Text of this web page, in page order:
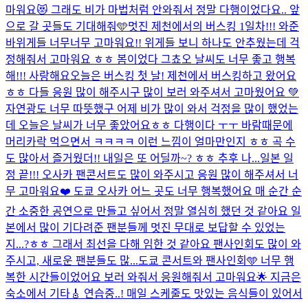
마워요😻 그래도 비가 마법처럼 안와줘서 정말 다행이었다요.. 앞
으로 갈 곳들도 기대해줘🩵멋진 제천에서의 버스킹 1일차!!! 와준
바위게들 너무너무 고마워요!! 위게들 보니 하나도 안추웠는데 걱
정해줘서 고마워요 ㅎㅎ 봄이었다 그쵸오 날씨도 너무 좋고 행복
해!!! 사랑해요 오늘은 버스킹 첫 날! 제천에서 버스킹하고 왔어요
ㅎㅎ 다들 응원 많이 해주시구 많이 보러 와주셔서 고마웠어요 💚
자연광도 너무 따뜻했구 어제 비가 많이 와서 걱정을 많이 했었는
데 오늘은 날씨가 너무 좋았어요ㅎㅎ 다행이다 ㅜㅜ 바람때문에
머리카락 먹으면서 ㅋㅋㅋㅋ 이런 느낌이 얼마만인지 ㅎㅎ 곡 수
도 많아서 즐거웠더!! 내일은 또 어딜까~? ㅎㅎ 추후 나...일본 일
정 끝!!! 오사카 팬콘서트도 많이 와주시고 응원 많이 해주셔서 너
무 고마워요❤️ 도쿄 오사카 어느 곳도 너무 행복했어요 매 순간 순
간 소중한 공연으로 만들고 싶어서 정말 열심히 했던 것 같아요 일
본에서 많이 기다려준 팬분들께 멋진 무대로 보답할 수 있었는
지...?ㅎㅎ 그래서 최선을 다해 임한 것 같아요 팬사인회도 많이 와
주시고, 새로운 팬분들도 많...도쿄 콘서트와 팬사인회🩵 너무 행
복한 시간들이었어요 보러 와줘서 응원해줘서 고마워요🌟 지금은
숙소에서 기타🎸 연습중..! 매일 스케줄도 맛있는 음식들이 있어서